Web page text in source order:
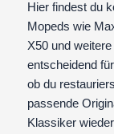
Hier findest du
Mopeds wie
X50 und
entscheidend
ob du
passende
Klassiker